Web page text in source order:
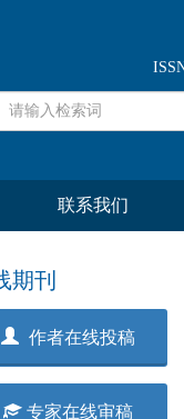
联系我们
期刊
作者在线投稿
专家在线审稿